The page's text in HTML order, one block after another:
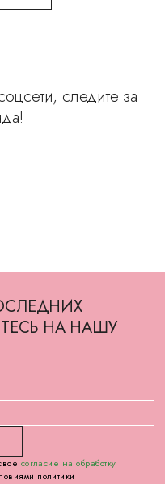
следите за
НА НАШУ
согласие на обработку
политики